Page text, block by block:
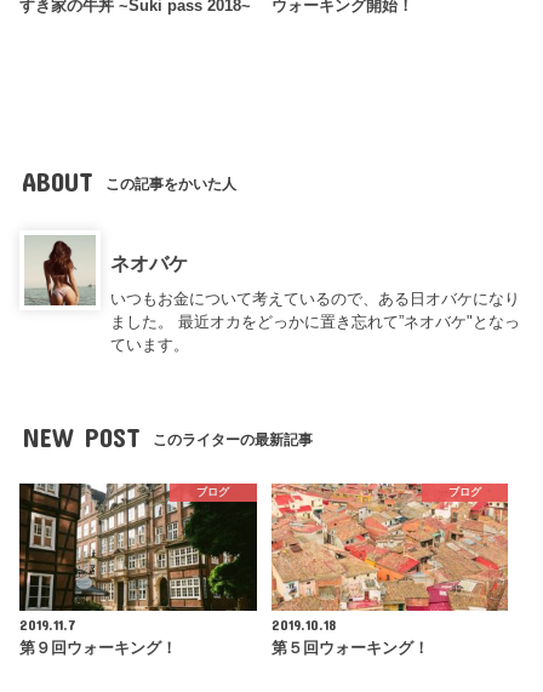
すき家の牛丼 ~Suki pass 2018~
ウォーキング開始！
ABOUT この記事をかいた人
ネオバケ
いつもお金について考えているので、ある日オバケになり
ました。 最近オカをどっかに置き忘れて”ネオバケ"となっ
ています。
NEW POST このライターの最新記事
ブログ
2019.11.7
第９回ウォーキング！
ブログ
2019.10.18
第５回ウォーキング！